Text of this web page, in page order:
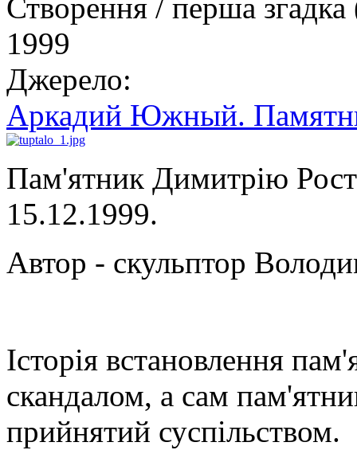
Створення / перша
1999
Джерело:
Аркадий Южный.
Пам'ятник Димитрію
15.12.1999.
Автор - скульптор
Історія встановлення
скандалом, а сам
прийнятий суспільством.